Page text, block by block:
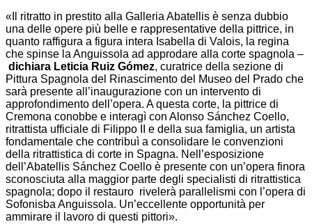
«Il ritratto in prestito alla Galleria Abatellis è senza dubbio
una delle opere più belle e rappresentative della pittrice, in
quanto raffigura a figura intera Isabella di Valois, la regina
che spinse la Anguissola ad approdare alla corte spagnola –
dichiara Leticia Ruiz Gómez, curatrice della sezione di
Pittura Spagnola del Rinascimento del Museo del Prado che
sarà presente all’inaugurazione con un intervento di
approfondimento dell’opera. A questa corte, la pittrice di
Cremona conobbe e interagì con Alonso Sánchez Coello,
ritrattista ufficiale di Filippo II e della sua famiglia, un artista
fondamentale che contribuì a consolidare le convenzioni
della ritrattistica di corte in Spagna. Nell’esposizione
dell’Abatellis Sánchez Coello è presente con un’opera finora
sconosciuta alla maggior parte degli specialisti di ritrattistica
spagnola; dopo il restauro rivelerà parallelismi con l’opera di
Sofonisba Anguissola. Un’eccellente opportunità per
ammirare il lavoro di questi pittori».